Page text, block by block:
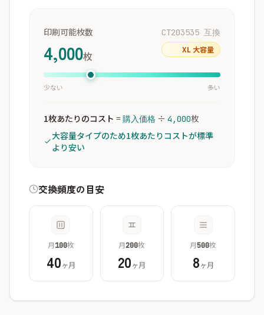
印刷可能枚数
4,000枚
CT203535 互換
XL 大容量
少ない 多い
1枚あたりのコスト =購入価格 ÷ 4,000枚
大容量タイプのため1枚あたりコストが標準
より安い
交換頻度の目安
月100枚
40ヶ月
月200枚
20ヶ月
月500枚
8ヶ月